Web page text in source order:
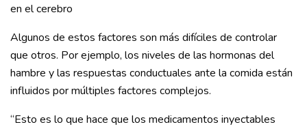
en el cerebro
Algunos de estos factores son más difíciles de controlar
que otros. Por ejemplo, los niveles de las hormonas del
hambre y las respuestas conductuales ante la comida están
influidos por múltiples factores complejos.
“Esto es lo que hace que los medicamentos inyectables